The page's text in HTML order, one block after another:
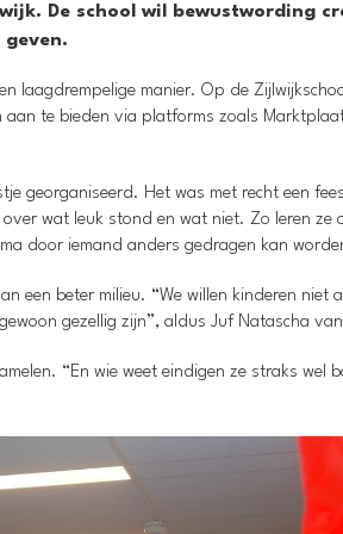
De school wil bewustwording
laagdrempelige manier. Op de
aan te bieden via platforms zoals
georganiseerd. Het was met recht een
wat leuk stond en wat niet. Zo leren ze
door iemand anders gedragen kan
een beter milieu. “We willen kinderen niet
gezellig zijn”, aldus Juf Natascha
“En wie weet eindigen ze straks wel